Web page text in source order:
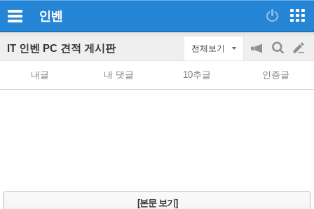
인벤
IT 인벤 PC 견적 게시판 전체보기
공
on/off
검
색
글
쓰
내글 내 댓글 10추글 인증글
[본문 보기]